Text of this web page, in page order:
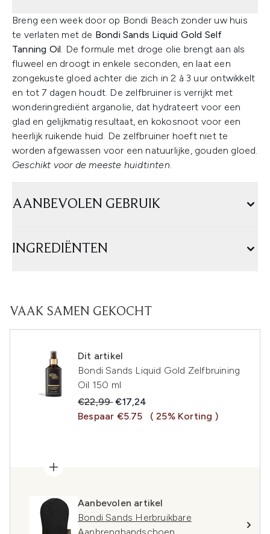
Breng een week door op Bondi Beach zonder uw huis
te verlaten met de Bondi Sands Liquid Gold Self
Tanning Oil. De formule met droge olie brengt aan als
fluweel en droogt in enkele seconden, en laat een
zongekuste gloed achter die zich in 2 à 3 uur ontwikkelt
en tot 7 dagen houdt. De zelfbruiner is verrijkt met
wonderingrediënt arganolie, dat hydrateert voor een
glad en gelijkmatig resultaat, en kokosnoot voor een
heerlijk ruikende huid. De zelfbruiner hoeft niet te
worden afgewassen voor een natuurlijke, gouden gloed.
Geschikt voor de meeste huidtinten.
AANBEVOLEN GEBRUIK
INGREDIËNTEN
VAAK SAMEN GEKOCHT
Dit artikel
Bondi Sands Liquid Gold Zelfbruining
Oil 150 ml
Recommended Retail Price:
€22,99Huidige prijs:
€17,24
Bespaar €5.75
( 25% Korting )
Aanbevolen artikel
Bondi Sands Herbruikbare